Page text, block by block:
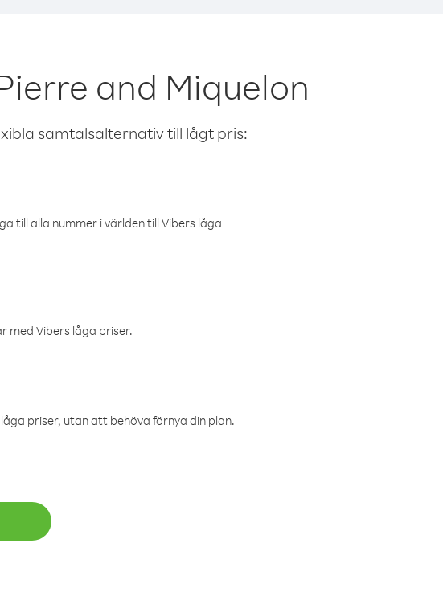
and Miquelon
samtalsalternativ till lågt pris:
till alla nummer i världen till Vibers låga
med Vibers låga priser.
priser, utan att behöva förnya din plan.